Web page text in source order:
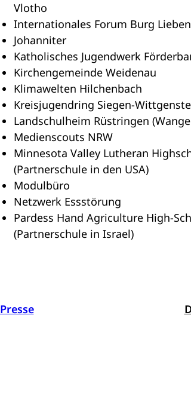
Vlotho
Internationales Forum Burg
Johanniter
Katholisches Jugendwerk
Kirchengemeinde Weidenau
Klimawelten Hilchenbach
Kreisjugendring Siegen-
Landschulheim Rüstringen
Medienscouts NRW
Minnesota Valley Lutheran
(Partnerschule in den USA)
Modulbüro
Netzwerk Essstörung
Pardess Hand Agriculture High-
(Partnerschule in Israel)
Presse